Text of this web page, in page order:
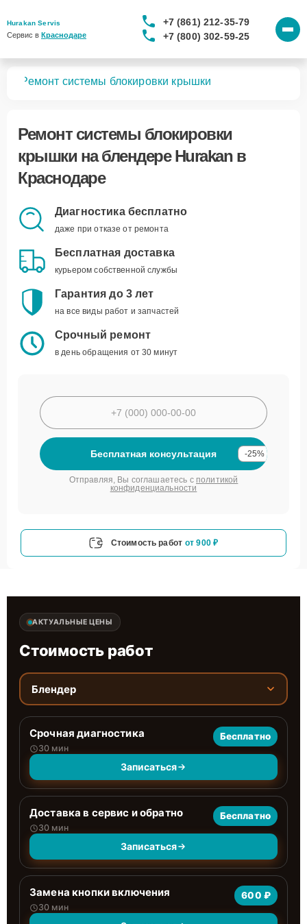
Hurakan Servis
Сервис в Краснодаре
+7 (861) 212-35-79
+7 (800) 302-59-25
Ремонт системы блокировки крышки
Ремонт системы блокировки
крышки на блендере Hurakan в
Краснодаре
Диагностика бесплатно
даже при отказе от ремонта
Бесплатная доставка
курьером собственной службы
Гарантия до 3 лет
на все виды работ и запчастей
Срочный ремонт
в день обращения от 30 минут
Бесплатная консультация -25%
Отправляя, Вы соглашаетесь с политикой
конфиденциальности
Стоимость работ от 900 ₽
АКТУАЛЬНЫЕ ЦЕНЫ
Стоимость работ
Блендер
Срочная диагностика
30 мин
Бесплатно
Записаться
Доставка в сервис и обратно
30 мин
Бесплатно
Записаться
Замена кнопки включения
30 мин
600 ₽